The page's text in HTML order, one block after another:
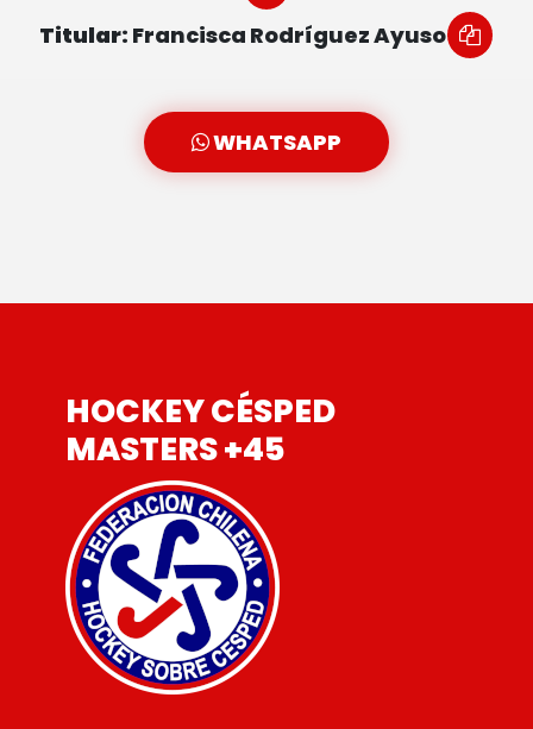
Titular: Francisca Rodríguez Ayuso
WHATSAPP
HOCKEY CÉSPED
MASTERS +45